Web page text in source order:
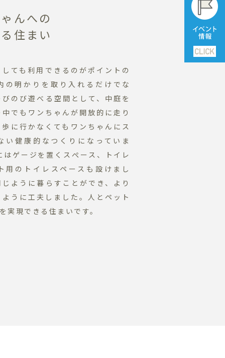
んへの
住まい
ても利用できるのがポイントの
の明かりを取り入れるだけでな
のび遊べる空間として、中庭を
でもワンちゃんが開放的に走り
に行かなくてもワンちゃんにス
い健康的なつくりになっていま
ゲージを置くスぺース、トイレ
用のトイレスペースも設けまし
ように暮らすことができ、より
うに工夫しました。人とペット
実現できる住まいです。